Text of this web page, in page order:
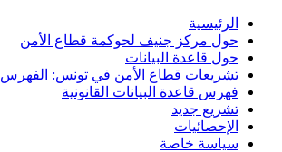
الرئيسية
حول مركز جنيف لحوكمة قطاع الأمن
حول قاعدة البيانات
تشريعات قطاع الأمن في تونس: الفهرس 1956-2011
فهرس قاعدة البيانات القانونية
تشريع جديد
الإحصائيات
سياسة خاصة